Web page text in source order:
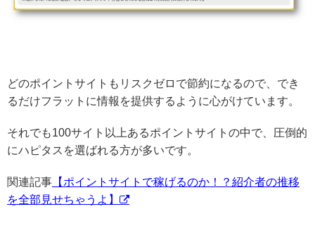
どのポイントサイトもリスクゼロで節約になるので、でき
るだけフラットに情報を提供するように心がけています。
それでも100サイト以上あるポイントサイトの中で、圧倒的
にハピタスを選ばれる方が多いです。
関連記事 【ポイントサイトで稼げるのか！？紹介者の推移
を全部見せちゃうよ】